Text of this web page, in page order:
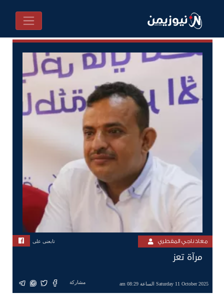
معاذ ناجي المقطري تابعنى على
مرآة تعز
Saturday 11 October 2025 الساعة 08:29 am مشاركة